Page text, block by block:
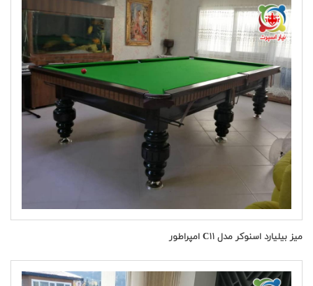
میز بیلیارد اسنوکر مدل C۱۱ امپراطور